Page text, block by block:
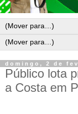
domingo, 2 de
Público lota
a Costa em